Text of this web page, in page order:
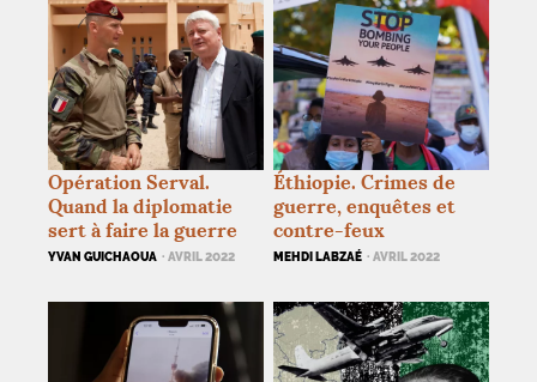
Opération Serval.
Quand la diplomatie
sert à faire la guerre
YVAN GUICHAOUA · AVRIL 2022
Éthiopie. Crimes de
guerre, enquêtes et
contre-feux
MEHDI LABZAÉ · AVRIL 2022